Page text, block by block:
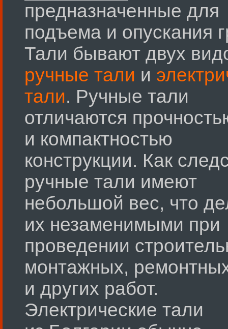
предназначенные для
подъема и опускания
Тали бывают двух
ручные тали и
тали. Ручные тали
отличаются
и компактностью
конструкции. Как
ручные тали имеют
небольшой вес, что
их незаменимыми при
проведении
монтажных,
и других работ.
Электрические тали